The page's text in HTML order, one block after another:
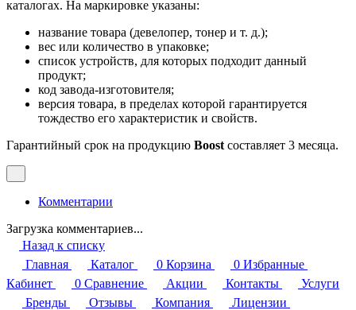
каталогах. На маркировке указаны:
название товара (девелопер, тонер и т. д.);
вес или количество в упаковке;
список устройств, для которых подходит данный
продукт;
код завода-изготовителя;
версия товара, в пределах которой гарантируется
тождество его характеристик и свойств.
Гарантийный срок на продукцию Boost составляет 3 месяца.
Комментарии
Загрузка комментариев...
Назад к списку
Главная
Каталог 0 Корзина 0 Избранные
Кабинет
0 Сравнение Акции Контакты
Услуги
Бренды
Отзывы Компания
Лицензии